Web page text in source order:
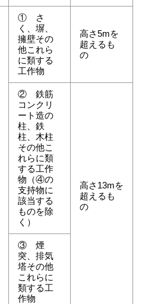
① さ
く、塀、
擁壁その
他これら
に類する
工作物
高さ5mを
超えるも
の
② 鉄筋
コンクリ
ート造の
柱、鉄
柱、木柱
その他こ
れらに類
する工作
物（④の
支持物に
該当する
ものを除
く）
高さ13mを
超えるも
の
③ 煙
突、排気
塔その他
これらに
類する工
作物